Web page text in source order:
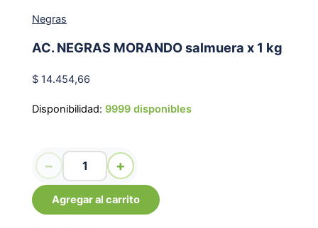
Negras
AC. NEGRAS MORANDO salmuera x 1 kg
$ 14.454,66
Disponibilidad: 9999 disponibles
− +
Agregar al carrito